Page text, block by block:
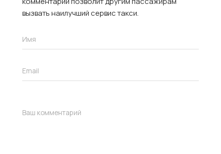
вызвать наилучший сервис такси.